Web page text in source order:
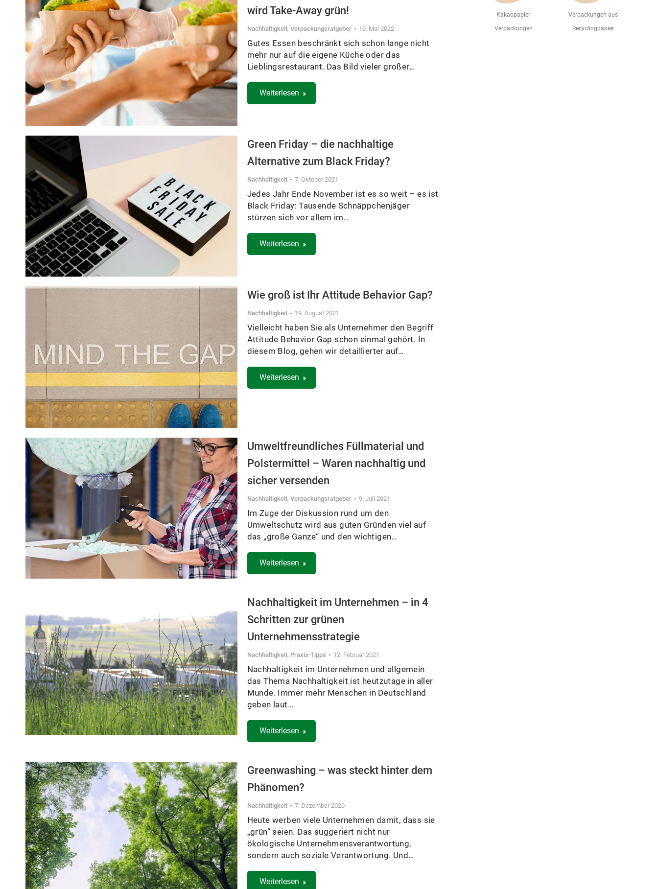
wird Take-Away grün!
Nachhaltigkeit, Verpackungsratgeber 19. Mai 2022
Gutes Essen beschränkt sich schon lange nicht
mehr nur auf die eigene Küche oder das
Lieblingsrestaurant. Das Bild vieler großer…
Weiterlesen
Green Friday – die nachhaltige
Alternative zum Black Friday?
Nachhaltigkeit 7. Oktober 2021
Jedes Jahr Ende November ist es so weit – es ist
Black Friday: Tausende Schnäppchenjäger
stürzen sich vor allem im…
Weiterlesen
Wie groß ist Ihr Attitude Behavior Gap?
Nachhaltigkeit 19. August 2021
Vielleicht haben Sie als Unternehmer den Begriff
Attitude Behavior Gap schon einmal gehört. In
diesem Blog, gehen wir detaillierter auf…
Weiterlesen
Umweltfreundliches Füllmaterial und
Polstermittel – Waren nachhaltig und
sicher versenden
Nachhaltigkeit, Verpackungsratgeber 9. Juli 2021
Im Zuge der Diskussion rund um den
Umweltschutz wird aus guten Gründen viel auf
das „große Ganze“ und den wichtigen…
Weiterlesen
Nachhaltigkeit im Unternehmen – in 4
Schritten zur grünen
Unternehmensstrategie
Nachhaltigkeit, Praxis-Tipps 12. Februar 2021
Nachhaltigkeit im Unternehmen und allgemein
das Thema Nachhaltigkeit ist heutzutage in aller
Munde. Immer mehr Menschen in Deutschland
geben laut…
Weiterlesen
Greenwashing – was steckt hinter dem
Phänomen?
Nachhaltigkeit 7. Dezember 2020
Heute werben viele Unternehmen damit, dass sie
„grün“ seien. Das suggeriert nicht nur
ökologische Unternehmensverantwortung,
sondern auch soziale Verantwortung. Und…
Weiterlesen
Kakaopapier
Verpackungen
Verpackungen aus
Recyclingpapier